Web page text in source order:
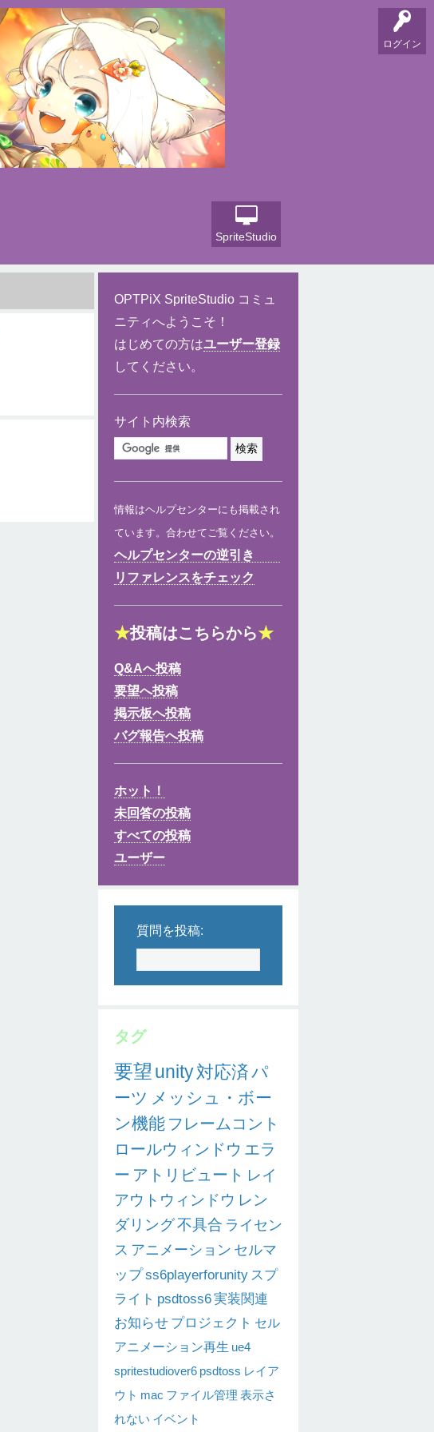
ログイン
SpriteStudio
OPTPiX SpriteStudio コミュ
ニティへようこそ！
はじめての方はユーザー登録
してください。
サイト内検索
情報はヘルプセンターにも掲載され
ています。合わせてご覧ください。
ヘルプセンターの逆引き
リファレンスをチェック
★投稿はこちらから★
Q&Aへ投稿
要望へ投稿
掲示板へ投稿
バグ報告へ投稿
ホット！
未回答の投稿
すべての投稿
ユーザー
質問を投稿:
タグ
要望 unity対応済パ
ーツ メッシュ・ボー
ン機能 フレームコント
ロールウィンドウ エラ
ー アトリビュート レイ
アウトウィンドウ レン
ダリング不具合 ライセン
ス アニメーション セルマ
ップss6playerforunity スプ
ライト psdtoss6実装関連
お知らせ プロジェクト セル
アニメーション再生 ue4
spritestudiover6 psdtoss レイア
ウト mac ファイル管理 表示さ
れない イベント